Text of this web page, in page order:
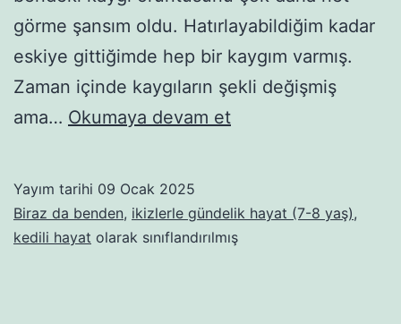
görme şansım oldu. Hatırlayabildiğim kadar
eskiye gittiğimde hep bir kaygım varmış.
Zaman içinde kaygıların şekli değişmiş
ama… Okumaya devam etÖlünce
asjhfgj
Yayım tarihi 09 Ocak 2025
Biraz da benden, ikizlerle gündelik hayat (7-8 yaş),
kedili hayat olarak sınıflandırılmış